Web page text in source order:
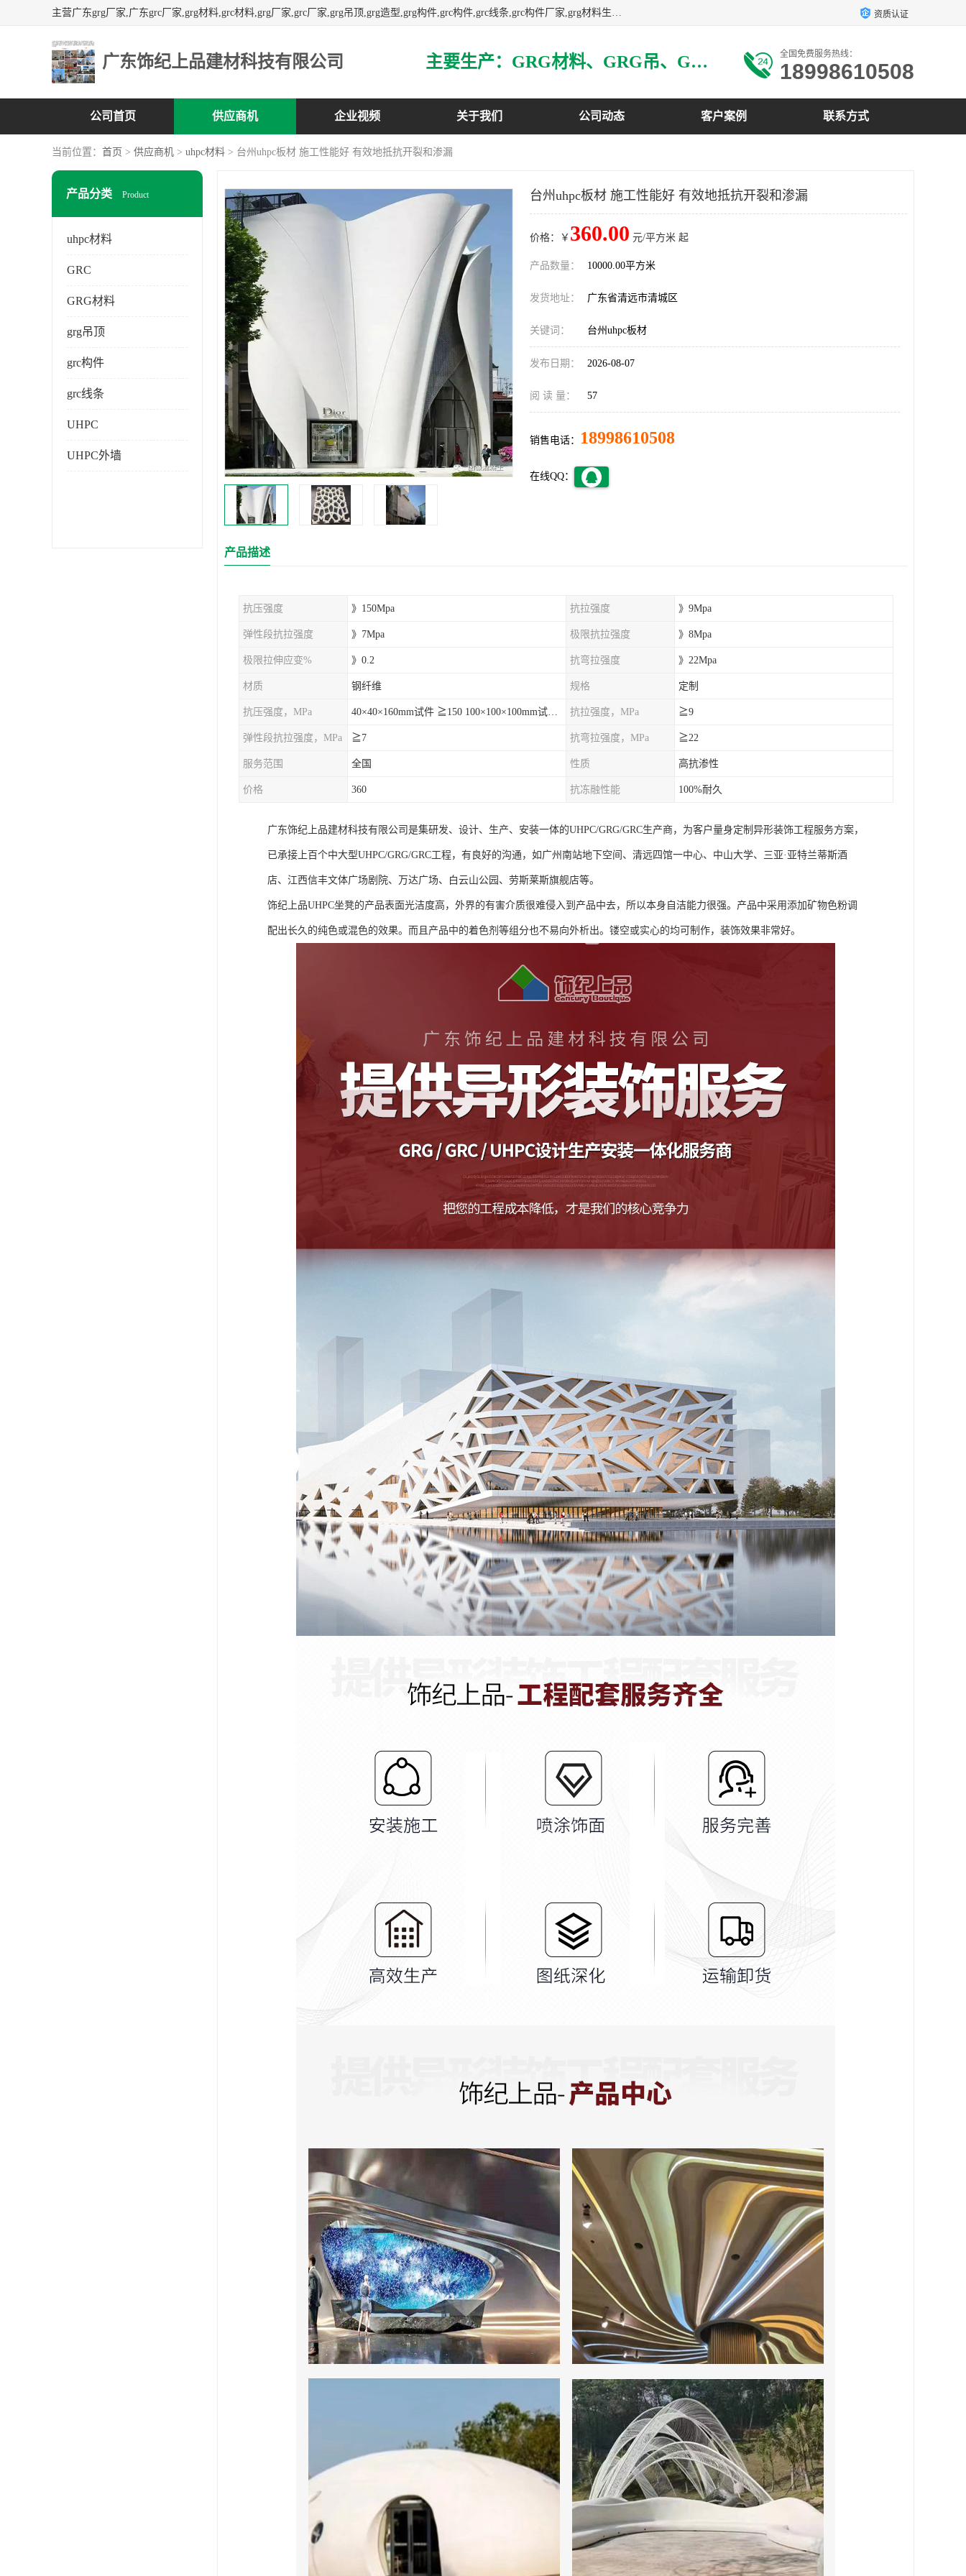
主营广东grg厂家,广东grc厂家,grg材料,grc材料,grg厂家,grc厂家,grg吊顶,grg造型,grg构件,grc构件,grc线条,grc构件厂家,grg材料生产厂家,grg材料定制,uhpc,uhpc厂家,uhpc外墙挂板,uhpc镂空幕墙板,3万平方厂房,如果您对我公司的产品服务感兴趣,请联系我们. 资质认证
广东饰纪上品建材科技有限公司 主要生产：GRG材料、GRG吊、GRG构件、GRG线条、GRG艺术造型、GRG吊材料等 全国免费服务热线：
18998610508
公司首页 供应商机 企业视频 关于我们 公司动态 客户案例 联系方式
当前位置： 首页 > 供应商机 > uhpc材料 > 台州uhpc板材 施工性能好 有效地抵抗开裂和渗漏
产品分类 Product
uhpc材料
GRC
GRG材料
grg吊顶
grc构件
grc线条
UHPC
UHPC外墙
台州uhpc板材 施工性能好 有效地抵抗开裂和渗漏
价格：￥ 360.00 元/平方米 起
产品数量： 10000.00平方米
发货地址： 广东省清远市清城区
关键词： 台州uhpc板材
发布日期： 2026-08-07
阅 读 量： 57
销售电话： 18998610508
在线QQ：
产品描述
抗压强度 》150Mpa 抗拉强度 》9Mpa
弹性段抗拉强度 》7Mpa 极限抗拉强度 》8Mpa
极限拉伸应变% 》0.2 抗弯拉强度 》22Mpa
材质 钢纤维 规格 定制
抗压强度，MPa 40×40×160mm试件 ≧150 100×100×100mm试件≧120 抗拉强度，MPa ≧9
弹性段抗拉强度，MPa ≧7 抗弯拉强度，MPa ≧22
服务范围 全国 性质 高抗渗性
价格 360 抗冻融性能 100%耐久
广东饰纪上品建材科技有限公司是集研发、设计、生产、安装一体的UHPC/GRG/GRC生产商，为客户量身定制异形装饰工程服务方案，
已承接上百个中大型UHPC/GRG/GRC工程，有良好的沟通，如广州南站地下空间、清远四馆一中心、中山大学、三亚·亚特兰蒂斯酒
店、江西信丰文体广场剧院、万达广场、白云山公园、劳斯莱斯旗舰店等。
饰纪上品UHPC坐凳的产品表面光洁度高，外界的有害介质很难侵入到产品中去，所以本身自洁能力很强。产品中采用添加矿物色粉调
配出长久的纯色或混色的效果。而且产品中的着色剂等组分也不易向外析出。镂空或实心的均可制作，装饰效果非常好。